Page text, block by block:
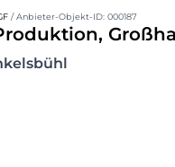
/ Anbieter-Objekt-ID: 000187